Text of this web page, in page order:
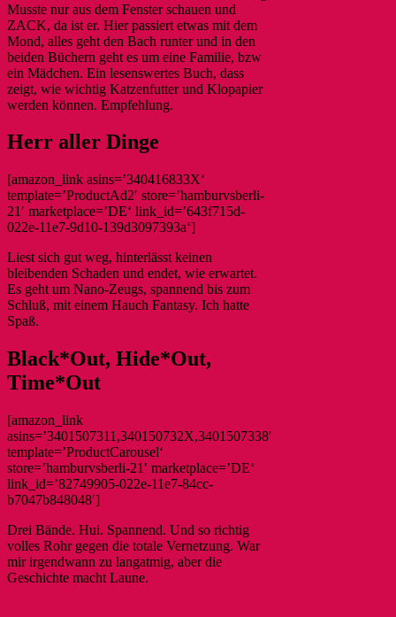
Musste nur aus dem Fenster schauen und
ZACK, da ist er. Hier passiert etwas mit dem
Mond, alles geht den Bach runter und in den
beiden Büchern geht es um eine Familie, bzw
ein Mädchen. Ein lesenswertes Buch, dass
zeigt, wie wichtig Katzenfutter und Klopapier
werden können. Empfehlung.
Herr aller Dinge
[amazon_link asins=’340416833X‘
template=’ProductAd2′ store=’hamburvsberli-
21′ marketplace=’DE‘ link_id=’643f715d-
022e-11e7-9d10-139d3097393a‘]
Liest sich gut weg, hinterlässt keinen
bleibenden Schaden und endet, wie erwartet.
Es geht um Nano-Zeugs, spannend bis zum
Schluß, mit einem Hauch Fantasy. Ich hatte
Spaß.
Black*Out, Hide*Out,
Time*Out
[amazon_link
asins=’3401507311,340150732X,3401507338′
template=’ProductCarousel‘
store=’hamburvsberli-21′ marketplace=’DE‘
link_id=’82749905-022e-11e7-84cc-
b7047b848048′]
Drei Bände. Hui. Spannend. Und so richtig
volles Rohr gegen die totale Vernetzung. War
mir irgendwann zu langatmig, aber die
Geschichte macht Laune.